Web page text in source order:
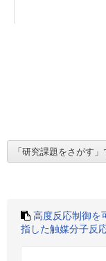
高度反応制御を
指した触媒分子反